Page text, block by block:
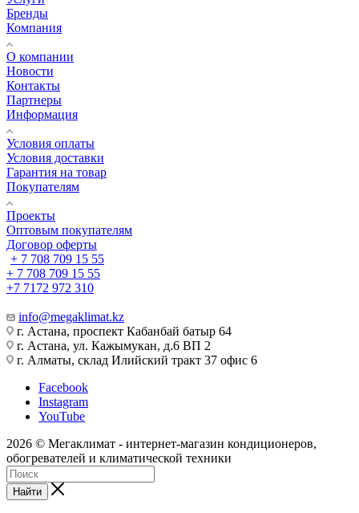
Бренды
Компания
О компании
Новости
Контакты
Партнеры
Информация
Условия оплаты
Условия доставки
Гарантия на товар
Покупателям
Проекты
Оптовым покупателям
Договор оферты
+ 7 708 709 15 55
+ 7 708 709 15 55
+7 7172 972 310
info@megaklimat.kz
г. Астана, проспект Кабанбай батыр 64
г. Астана, ул. Кажымукан, д.6 ВП 2
г. Алматы, склад Илийский тракт 37 офис 6
Facebook
Instagram
YouTube
2026 © Мегаклимат - интернет-магазин кондиционеров,
обогревателей и климатической техники
Найти